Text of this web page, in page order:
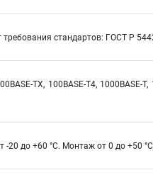
стандартов: ГОСТ Р
TX, 100BASE-T4, 1000BASE-
-20 до +60 °C. Монтаж от 0 до +50